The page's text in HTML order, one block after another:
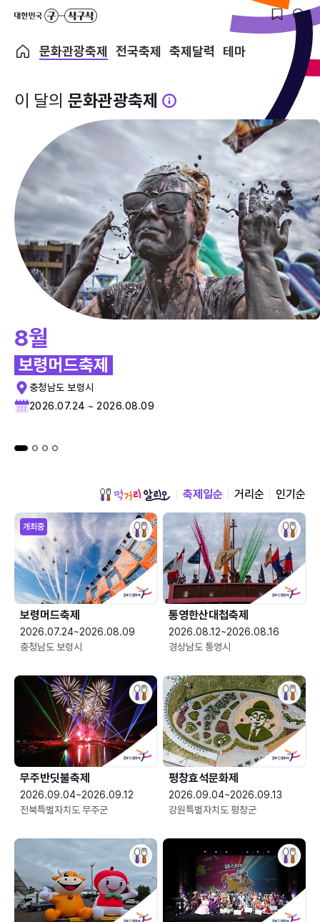
문화관광축제 전국축제 축제달력 테마
이 달의 문화관광축제
8월
보령머드축제
충청남도 보령시
2026.07.24 ~ 2026.08.09
축제일순 거리순 인기순
개최중
보령머드축제
2026.07.24~2026.08.09
충청남도 보령시
통영한산대첩축제
2026.08.12~2026.08.16
경상남도 통영시
무주반딧불축제
2026.09.04~2026.09.12
전북특별자치도 무주군
평창효석문화제
2026.09.04~2026.09.13
강원특별자치도 평창군